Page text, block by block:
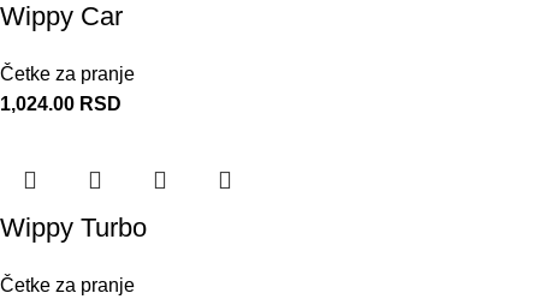
Wippy Car
Četke za pranje
1,024.00 RSD
Wippy Turbo
Četke za pranje